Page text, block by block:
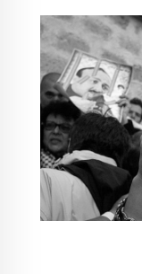
بل من خلال
مشابهة مع
في مقالة